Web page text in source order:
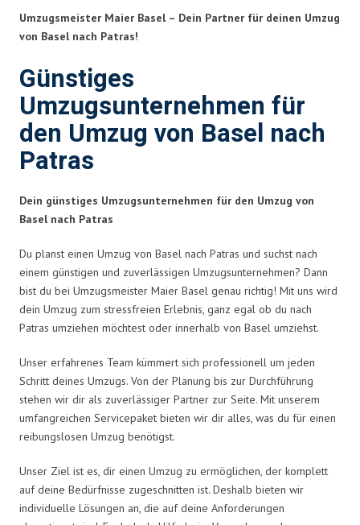
Umzugsmeister Maier Basel – Dein Partner für deinen Umzug
von Basel nach Patras!
Günstiges
Umzugsunternehmen für
den Umzug von Basel nach
Patras
Dein günstiges Umzugsunternehmen für den Umzug von
Basel nach Patras
Du planst einen Umzug von Basel nach Patras und suchst nach
einem günstigen und zuverlässigen Umzugsunternehmen? Dann
bist du bei Umzugsmeister Maier Basel genau richtig! Mit uns wird
dein Umzug zum stressfreien Erlebnis, ganz egal ob du nach
Patras umziehen möchtest oder innerhalb von Basel umziehst.
Unser erfahrenes Team kümmert sich professionell um jeden
Schritt deines Umzugs. Von der Planung bis zur Durchführung
stehen wir dir als zuverlässiger Partner zur Seite. Mit unserem
umfangreichen Servicepaket bieten wir dir alles, was du für einen
reibungslosen Umzug benötigst.
Unser Ziel ist es, dir einen Umzug zu ermöglichen, der komplett
auf deine Bedürfnisse zugeschnitten ist. Deshalb bieten wir
individuelle Lösungen an, die auf deine Anforderungen